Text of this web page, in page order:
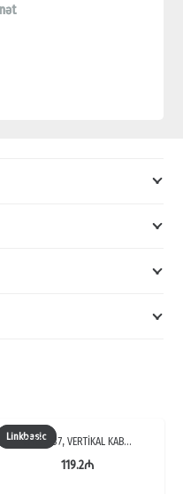
Linkbasic
CFK02-37, VERTİKAL KAB…
119.2₼